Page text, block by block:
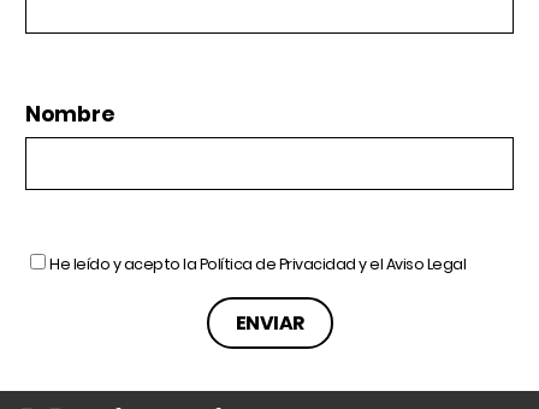
Nombre
He leído y acepto laPolítica de Privacidady elAviso Legal